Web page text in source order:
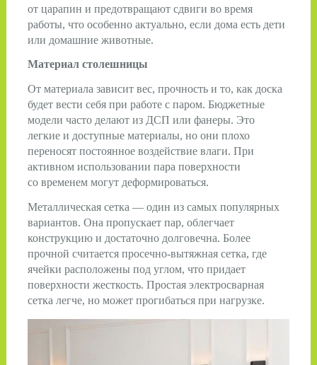
от царапин и предотвращают сдвиги во время
работы, что особенно актуально, если дома есть дети
или домашние животные.
Материал столешницы
От материала зависит вес, прочность и то, как доска
будет вести себя при работе с паром. Бюджетные
модели часто делают из ДСП или фанеры. Это
легкие и доступные материалы, но они плохо
переносят постоянное воздействие влаги. При
активном использовании пара поверхности
со временем могут деформироваться.
Металлическая сетка — один из самых популярных
вариантов. Она пропускает пар, облегчает
конструкцию и достаточно долговечна. Более
прочной считается просечно-вытяжная сетка, где
ячейки расположены под углом, что придает
поверхности жесткость. Простая электросварная
сетка легче, но может прогибаться при нагрузке.